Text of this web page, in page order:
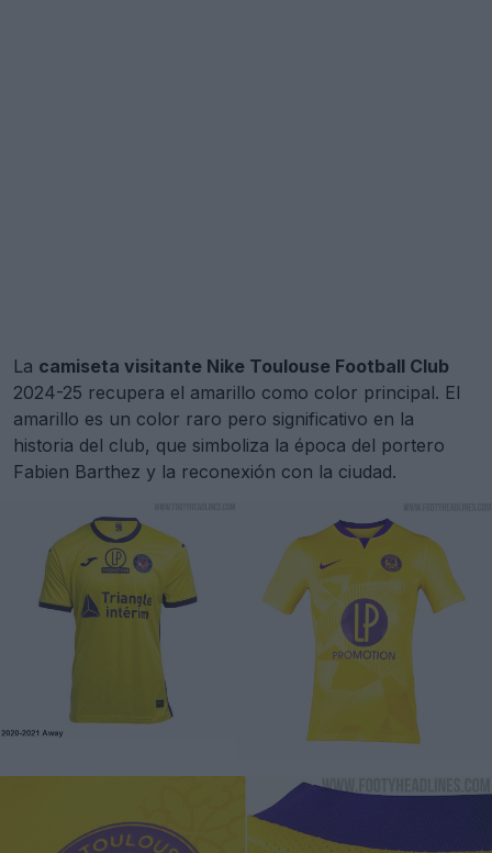
La camiseta visitante Nike Toulouse Football Club
2024-25 recupera el amarillo como color principal. El
amarillo es un color raro pero significativo en la
historia del club, que simboliza la época del portero
Fabien Barthez y la reconexión con la ciudad.